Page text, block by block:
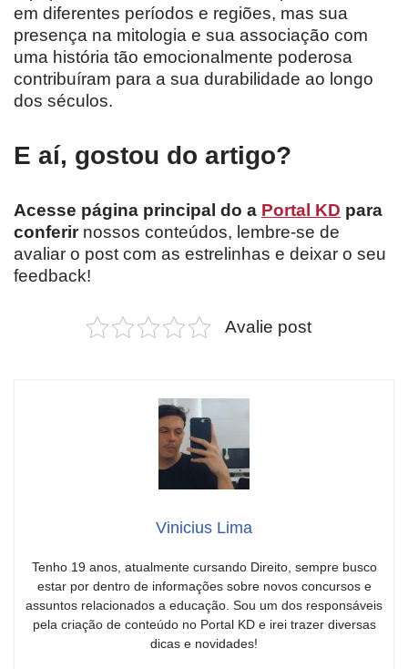
em diferentes períodos e regiões, mas sua
presença na mitologia e sua associação com
uma história tão emocionalmente poderosa
contribuíram para a sua durabilidade ao longo
dos séculos.
E aí, gostou do artigo?
Acesse página principal do a Portal KD para
conferirnossos conteúdos, lembre-se de
avaliar o post com as estrelinhas e deixar o seu
feedback!
Avalie post
Vinicius Lima
Tenho 19 anos, atualmente cursando Direito, sempre busco
estar por dentro de informações sobre novos concursos e
assuntos relacionados a educação. Sou um dos responsáveis
pela criação de conteúdo no Portal KD e irei trazer diversas
dicas e novidades!